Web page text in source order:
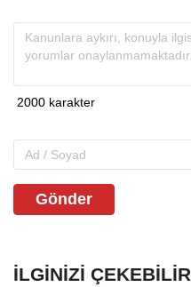
Gönder
İLGINIZI ÇEKEBILIR